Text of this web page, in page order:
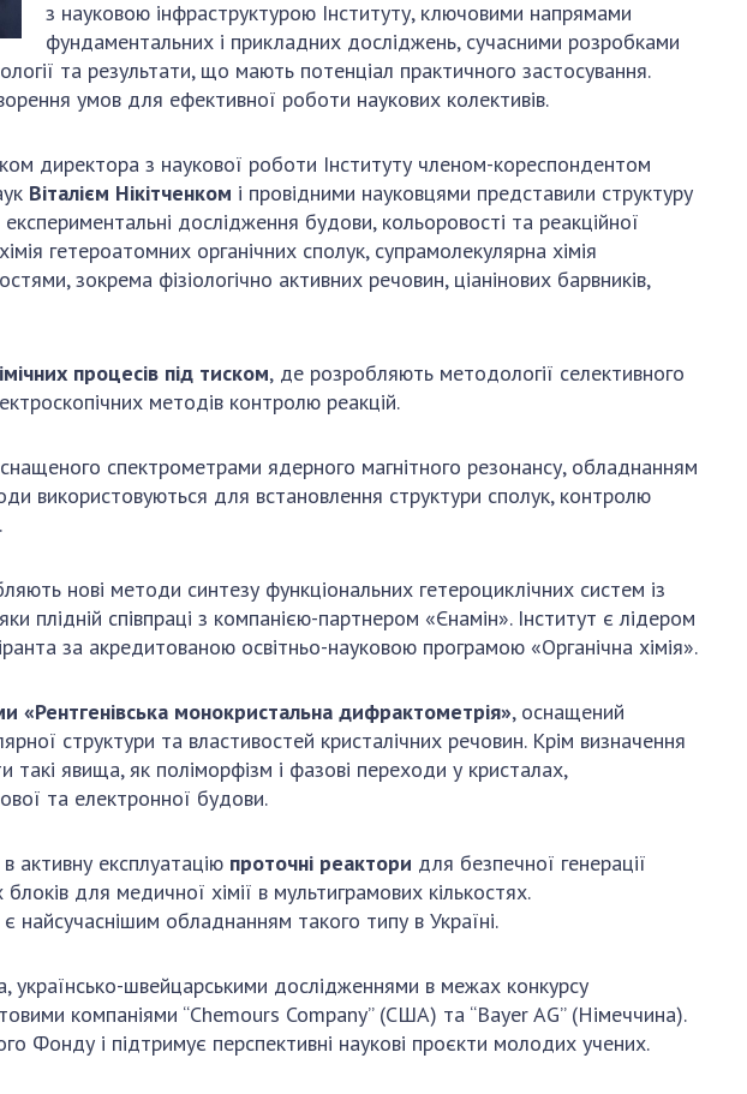
КОМЕНТУЄ
КОНТАКТИ
УКРАЇНИ
КАБІНЕТ
з науковою інфраструктурою Інституту, ключовими напрямами
фундаментальних і прикладних досліджень, сучасними розробками
та результати, що мають потенціал практичного застосування.
умов для ефективної роботи наукових колективів.
директора з наукової роботи Інституту членом-кореспондентом
Віталієм Нікітченком і провідними науковцями представили структуру
дослідження будови, кольоровості та реакційної
гетероатомних органічних сполук, супрамолекулярна хімія
зокрема фізіологічно активних речовин, ціанінових барвників,
процесів під тиском, де розробляють методології селективного
методів контролю реакцій.
спектрометрами ядерного магнітного резонансу, обладнанням
використовуються для встановлення структури сполук, контролю
нові методи синтезу функціональних гетероциклічних систем із
співпраці з компанією-партнером «Єнамін». Інститут є лідером
за акредитованою освітньо-науковою програмою «Органічна хімія».
монокристальна дифрактометрія», оснащений
структури та властивостей кристалічних речовин. Крім визначення
явища, як поліморфізм і фазові переходи у кристалах,
та електронної будови.
активну експлуатацію проточні реактори для безпечної генерації
для медичної хімії в мультиграмових кількостях.
обладнанням такого типу в Україні.
швейцарськими дослідженнями в межах конкурсу
компаніями “Chemours Company” (США) та “Bayer AG” (Німеччина).
Фонду і підтримує перспективні наукові проєкти молодих учених.